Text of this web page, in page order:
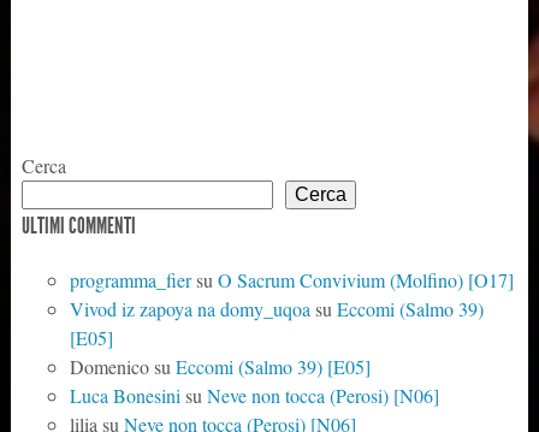
Cerca
Cerca
ULTIMI COMMENTI
programma_fiersu O Sacrum Convivium (Molfino) [O17]
Vivod iz zapoya na domy_uqoa su Eccomi (Salmo 39)
[E05]
Domenicosu Eccomi (Salmo 39) [E05]
Luca Bonesini su Neve non tocca (Perosi) [N06]
lilia su Neve non tocca (Perosi) [N06]